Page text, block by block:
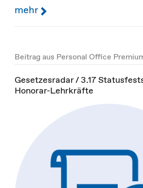
mehr
Beitrag aus Personal Office
Gesetzesradar / 3.17
Honorar-Lehrkräfte